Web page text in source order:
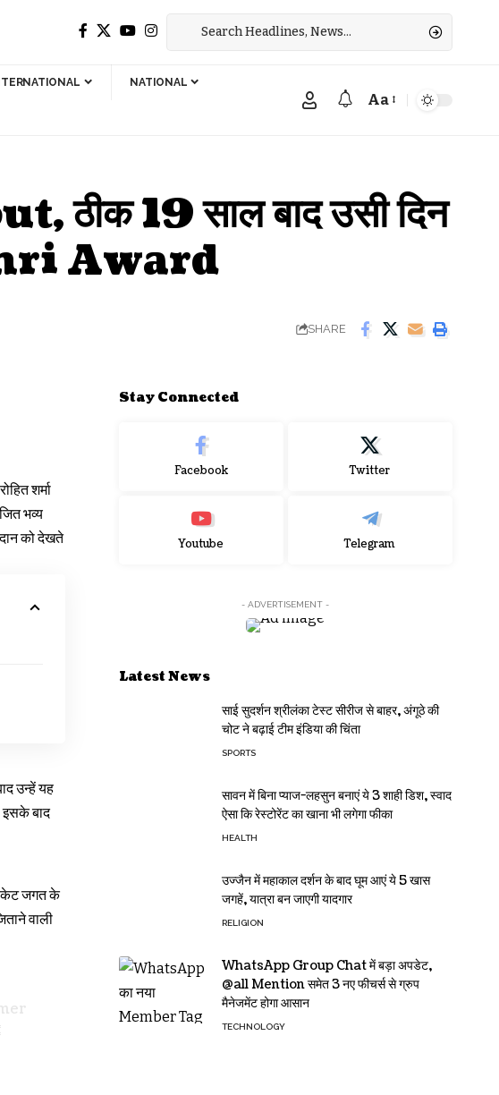
NATIONAL
Aa
19 साल बाद उसी दिन
Award
SHARE
शर्मा
भव्य
को देखते
उन्हें यह
बाद
जगत के
वाली
Stay Connected
Facebook Twitter
Youtube Telegram
- ADVERTISEMENT -
Latest News
साई सुदर्शन श्रीलंका टेस्ट सीरीज से बाहर, अंगूठे की
चोट ने बढ़ाई टीम इंडिया की चिंता
SPORTS
सावन में बिना प्याज-लहसुन बनाएं ये 3 शाही डिश, स्वाद
ऐसा कि रेस्टोरेंट का खाना भी लगेगा फीका
HEALTH
उज्जैन में महाकाल दर्शन के बाद घूम आएं ये 5 खास
जगहें, यात्रा बन जाएगी यादगार
RELIGION
WhatsApp Group Chat में बड़ा अपडेट,
@all Mention समेत 3 नए फीचर्स से ग्रुप
मैनेजमेंट होगा आसान
TECHNOLOGY